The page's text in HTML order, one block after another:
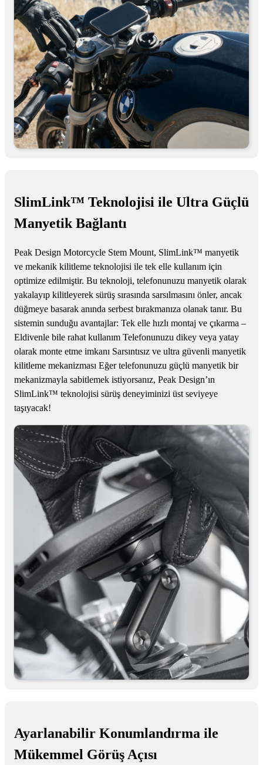
SlimLink™ Teknolojisi ile Ultra Güçlü
Manyetik Bağlantı
Peak Design Motorcycle Stem Mount, SlimLink™ manyetik
ve mekanik kilitleme teknolojisi ile tek elle kullanım için
optimize edilmiştir. Bu teknoloji, telefonunuzu manyetik olarak
yakalayıp kilitleyerek sürüş sırasında sarsılmasını önler, ancak
düğmeye basarak anında serbest bırakmanıza olanak tanır. Bu
sistemin sunduğu avantajlar: Tek elle hızlı montaj ve çıkarma –
Eldivenle bile rahat kullanım Telefonunuzu dikey veya yatay
olarak monte etme imkanı Sarsıntısız ve ultra güvenli manyetik
kilitleme mekanizması Eğer telefonunuzu güçlü manyetik bir
mekanizmayla sabitlemek istiyorsanız, Peak Design’ın
SlimLink™ teknolojisi sürüş deneyiminizi üst seviyeye
taşıyacak!
Ayarlanabilir Konumlandırma ile
Mükemmel Görüş Açısı